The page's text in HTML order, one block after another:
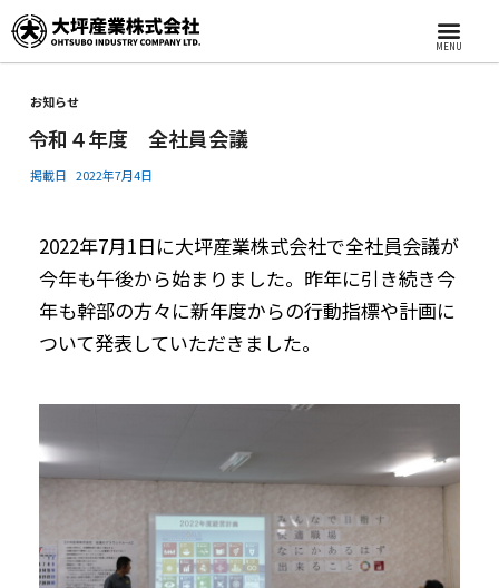
MENU
お知らせ
令和４年度 全社員会議
掲載日 2022年7月4日
2022年7月1日に大坪産業株式会社で全社員会議が
今年も午後から始まりました。昨年に引き続き今
年も幹部の方々に新年度からの行動指標や計画に
ついて発表していただきました。